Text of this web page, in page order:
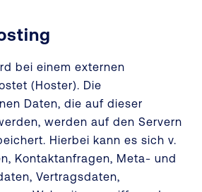
bei einem externen
(Hoster). Die
Daten, die auf dieser
werden auf den Servern
Hierbei kann es sich v.
Kontaktanfragen, Meta- und
Vertragsdaten,